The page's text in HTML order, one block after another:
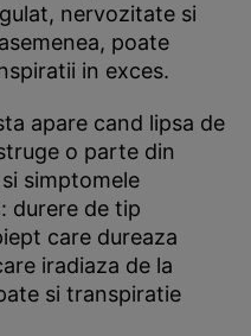
nervozitate si
poate
in exces.
apare cand lipsa de
o parte din
simptomele
durere de tip
care dureaza
iradiaza de la
si transpiratie